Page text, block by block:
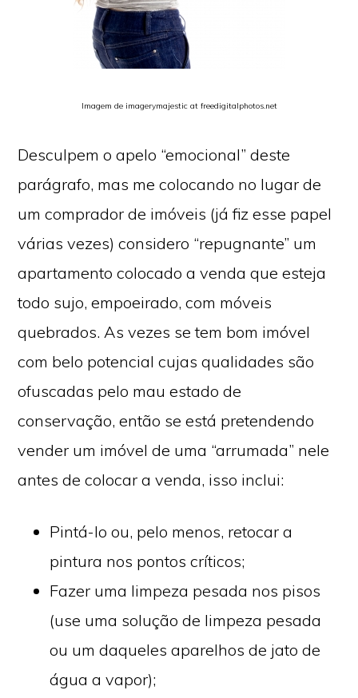
Imagem de imagerymajestic at freedigitalphotos.net
Desculpem o apelo “emocional” deste
parágrafo, mas me colocando no lugar de
um comprador de imóveis (já fiz esse papel
várias vezes) considero “repugnante” um
apartamento colocado a venda que esteja
todo sujo, empoeirado, com móveis
quebrados. As vezes se tem bom imóvel
com belo potencial cujas qualidades são
ofuscadas pelo mau estado de
conservação, então se está pretendendo
vender um imóvel de uma “arrumada” nele
antes de colocar a venda, isso inclui:
Pintá-lo ou, pelo menos, retocar a
pintura nos pontos críticos;
Fazer uma limpeza pesada nos pisos
(use uma solução de limpeza pesada
ou um daqueles aparelhos de jato de
água a vapor);